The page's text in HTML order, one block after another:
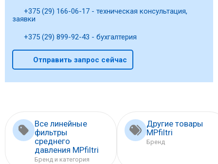
+375 (29) 166-06-17 - техническая консультация,
заявки
+375 (29) 899-92-43 - бухгалтерия
Отправить запрос сейчас
Все линейные
фильтры
среднего
давления MPfiltri
Бренд и категория
Другие товары
MPfiltri
Бренд